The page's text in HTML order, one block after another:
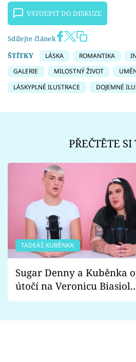
VSTOUPIT DO DISKUZE
Sdílejte článek
ŠTÍTKY
LÁSKA ROMANTIKA
GALERIE
MILOSTNÝ ŽIVOT
LÁSKYPLNÉ ILUSTRACE
DOJEMNÉ
PŘEČTĚTE SI
TADEÁŠ KUBĚNKA
Sugar Denny a Kuběnka
útočí na Veronicu Biasiol.
Proč je podle nich falešná